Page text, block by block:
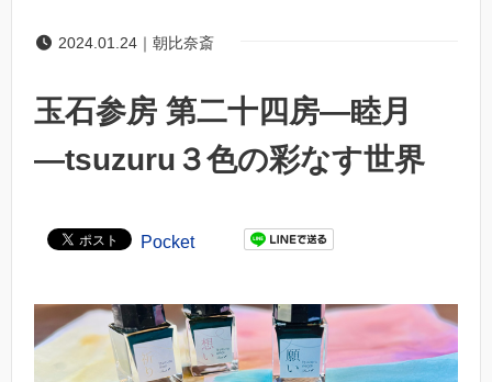
2024.01.24｜朝比奈斎
玉石参房 第二十四房―睦月
―tsuzuru３色の彩なす世界
Pocket